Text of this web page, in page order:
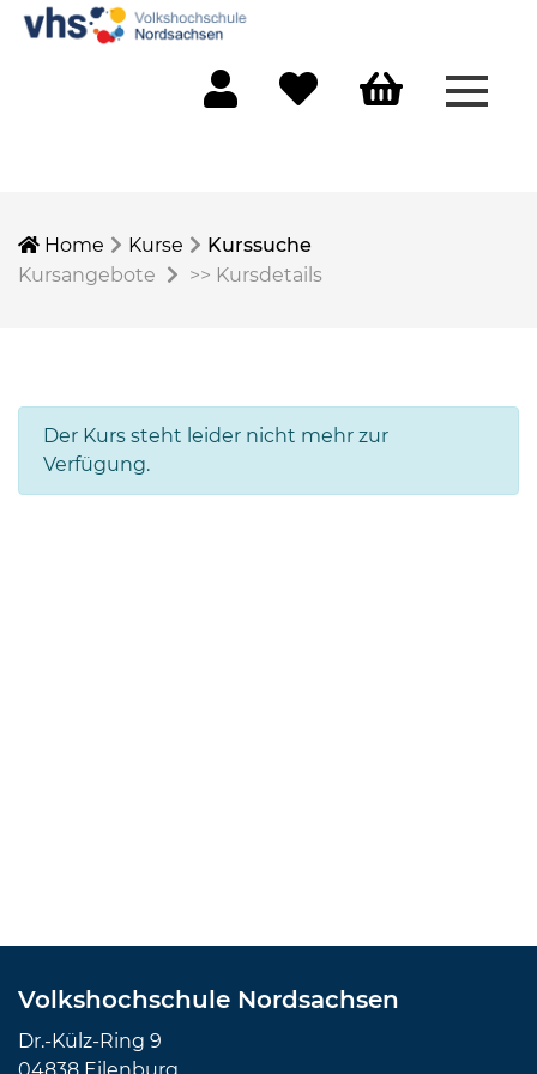
Home Kurse
Kurssuche
Kursangebote
>> Kursdetails
Der Kurs steht leider nicht mehr zur
Verfügung.
Volkshochschule Nordsachsen
Dr.-Külz-Ring 9